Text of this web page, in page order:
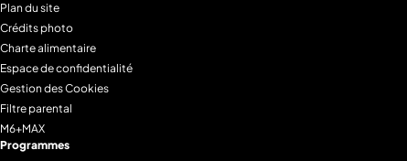
Plan du site
Crédits photo
Charte alimentaire
Espace de confidentialité
Gestion des Cookies
Filtre parental
M6+MAX
Programmes